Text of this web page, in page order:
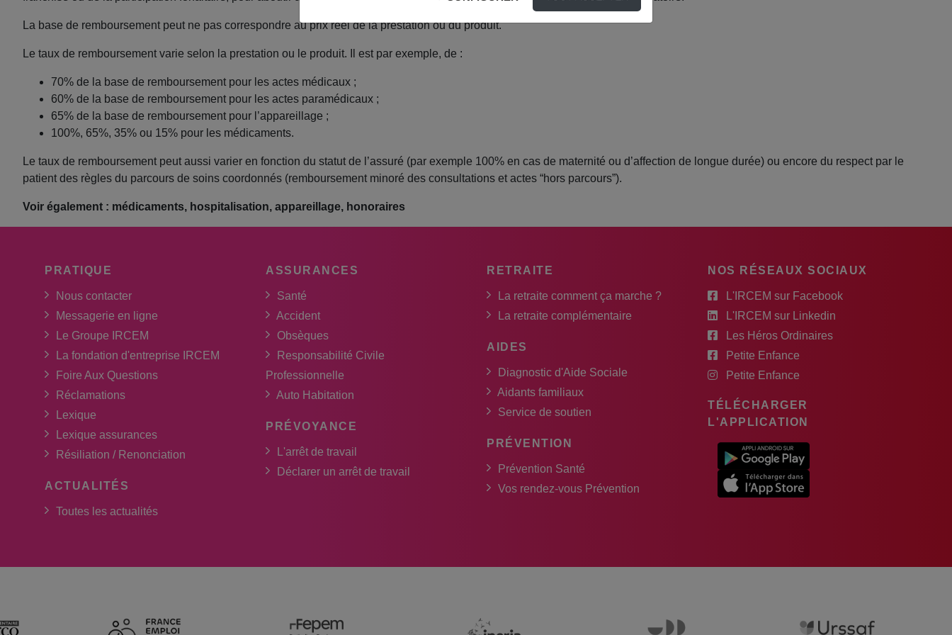
La base de remboursement peut ne pas correspondre au prix réel de la prestation ou du produit.
Le taux de remboursement varie selon la prestation ou le produit. Il est par exemple, de :
70% de la base de remboursement pour les actes médicaux ;
60% de la base de remboursement pour les actes paramédicaux ;
65% de la base de remboursement pour l’appareillage ;
100%, 65%, 35% ou 15% pour les médicaments.
Le taux de remboursement peut aussi varier en fonction du statut de l’assuré (par exemple 100% en cas de maternité ou d’affection de longue durée) ou encore du respect par le
patient des règles du parcours de soins coordonnés (remboursement minoré des consultations et actes “hors parcours”).
Voir également : médicaments, hospitalisation, appareillage, honoraires
PRATIQUE
Nous contacter
Messagerie en ligne
Le Groupe IRCEM
La fondation d'entreprise IRCEM
Foire Aux Questions
Réclamations
Lexique
Lexique assurances
Résiliation / Renonciation
ACTUALITÉS
Toutes les actualités
ASSURANCES
Santé
Accident
Obsèques
Responsabilité Civile
Professionnelle
Auto Habitation
PRÉVOYANCE
L'arrêt de travail
Déclarer un arrêt de travail
RETRAITE
La retraite comment ça marche ?
La retraite complémentaire
AIDES
Diagnostic d'Aide Sociale
Aidants familiaux
Service de soutien
PRÉVENTION
Prévention Santé
Vos rendez-vous Prévention
NOS RÉSEAUX SOCIAUX
L'IRCEM sur Facebook
L'IRCEM sur Linkedin
Les Héros Ordinaires
Petite Enfance
Petite Enfance
TÉLÉCHARGER
L'APPLICATION